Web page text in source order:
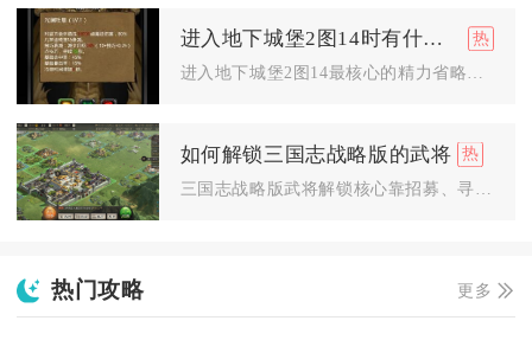
进入地下城堡2图14时有什么好的精力省略方法
如何解锁三国志战略版的武将
热门攻略 更多